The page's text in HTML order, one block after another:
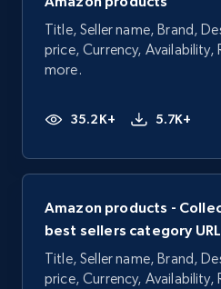
Title, Seller name, Brand,
price, Currency, Availability,
more.
35.2K+ 5.7K+
Amazon products -
best sellers category URL
Title, Seller name, Brand,
price, Currency, Availability,